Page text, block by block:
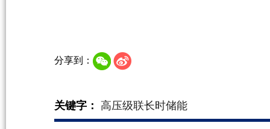
分享到：
关键字： 高压级联长时储能